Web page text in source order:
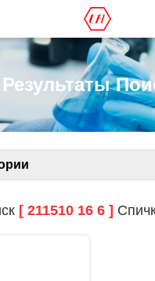
Результаты
[ 211510 16 6 ]